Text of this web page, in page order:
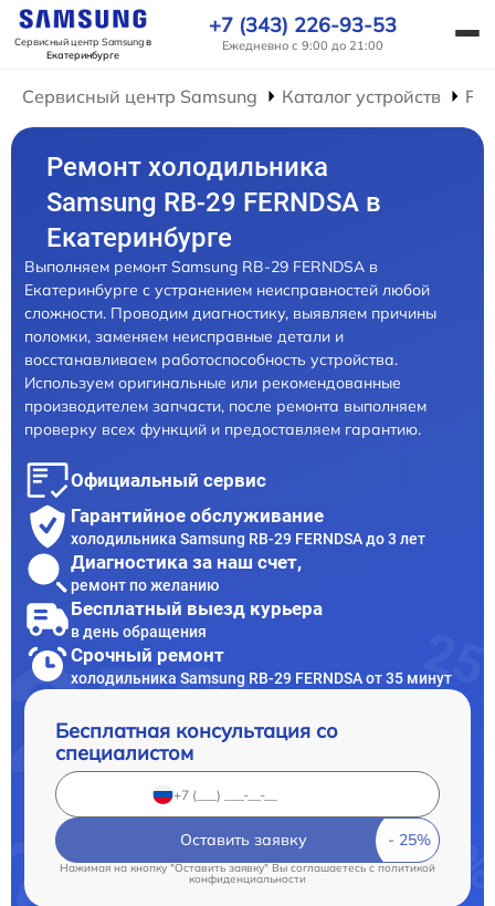
Сервисный центр Samsungв
Екатеринбурге
+7 (343) 226-93-53
Ежедневно с 9:00 до 21:00
Сервисный центр Samsung Каталог устройств
Ремонт холодильника
Samsung RB-29 FERNDSA в
Екатеринбурге
Выполняем ремонт Samsung RB-29 FERNDSA в
Екатеринбурге с устранением неисправностей любой
сложности. Проводим диагностику, выявляем причины
поломки, заменяем неисправные детали и
восстанавливаем работоспособность устройства.
Используем оригинальные или рекомендованные
производителем запчасти, после ремонта выполняем
проверку всех функций и предоставляем гарантию.
Официальный сервис
Гарантийное обслуживание
холодильника Samsung RB-29 FERNDSA до 3 лет
Диагностика за наш счет,
ремонт по желанию
Бесплатный выезд курьера
в день обращения
Срочный ремонт
холодильника Samsung RB-29 FERNDSA от 35 минут
Бесплатная консультация со
специалистом
Оставить заявку
Нажимая на кнопку "Оставить заявку" Вы соглашаетесь c политикой
конфиденциальности